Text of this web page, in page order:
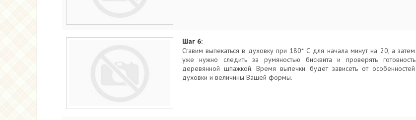
Шаг 6:
Ставим выпекаться в духовку при 180* С для начала минут на 20, а затем
уже нужно следить за румяностью бисквита и проверять готовность
деревянной шпажкой. Время выпечки будет зависеть от особенностей
духовки и величины Вашей формы.